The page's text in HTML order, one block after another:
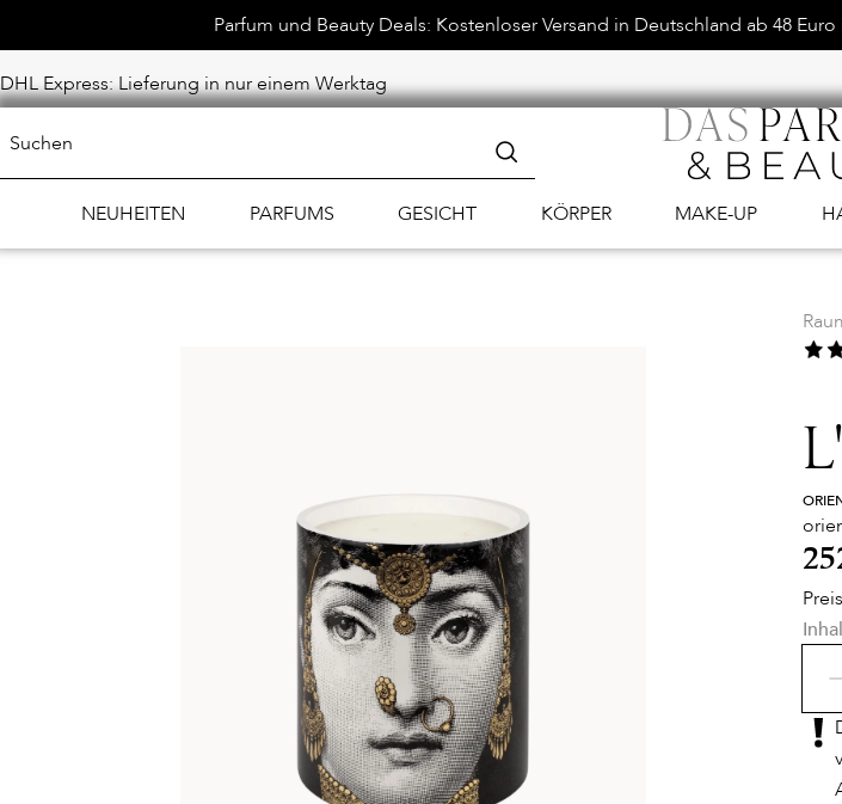
Parfum und Beauty Deals: Kostenloser Versand in Deutschland ab 48
DHL Express: Lieferung in nur einem Werktag
NEUHEITEN PARFUMS GESICHT KÖRPER MAKE-UP